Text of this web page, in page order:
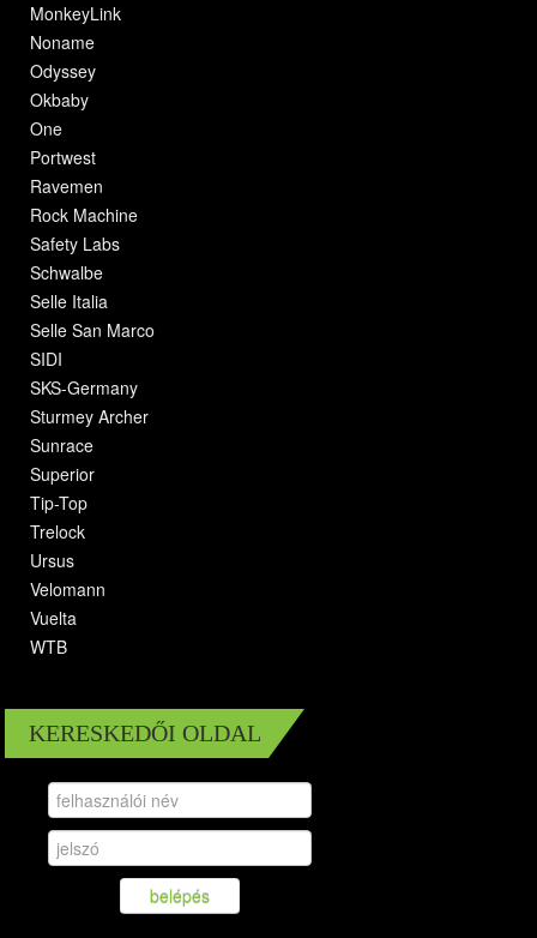
MonkeyLink
Noname
Odyssey
Okbaby
One
Portwest
Ravemen
Rock Machine
Safety Labs
Schwalbe
Selle Italia
Selle San Marco
SIDI
SKS-Germany
Sturmey Archer
Sunrace
Superior
Tip-Top
Trelock
Ursus
Velomann
Vuelta
WTB
KERESKEDŐI OLDAL
belépés